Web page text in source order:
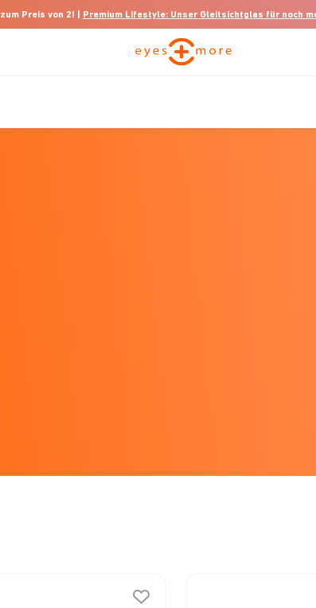
Preis von 2! | Premium Lifestyle: Unser Gleitsichtglas für noch